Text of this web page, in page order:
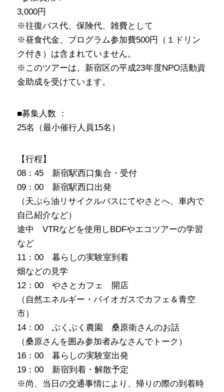
3,000円
※往復バス代、保険代、雑費として
※昼食代金、プログラム参加費500円（１ドリン
ク付き）は含まれていません。
※このツアーは、新宿区の平成23年度NPO活動資
金助成を受けています。
■募集人数 ：
25名（最小催行人員15名）
【行程】
08：45 新宿駅西口集合・受付
09：00 新宿駅西口出発
（天ぷら油リサイクルバスにてやさとへ、車内で
自己紹介など）
途中 VTRなどを使用しBDFやエコツアーの学習
など
11：00 暮らしの実験室到着
畑などの見学
12：00 やさとカフェ 開店
（自然エネルギー・バイオガスでカフェ＆青空
市）
14：00 ぶくぶく農園 桑原衛さんのお話
（桑原さんを囲み参加者みなさんでトーク）
16：00 暮らしの実験室出発
19：00 新宿到着・解散予定
※尚、当日の交通事情により、帰りの際の到着時